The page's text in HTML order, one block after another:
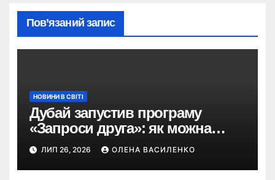
Пов’язаний запис
НОВИНИ В СВІТІ
Дубай запустив програму
«Запроси друга»: як можна
отримати винагороду за
туристів
ЛИП 26, 2026 ОЛЕНА ВАСИЛЕНКО